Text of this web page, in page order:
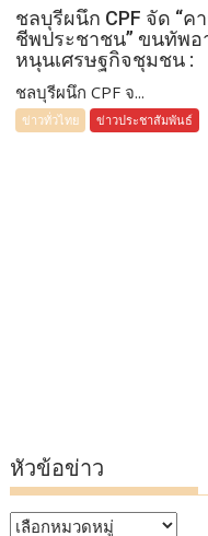
ชลบุรีผนึก CPF จัด “
ชีพประชาชน” ขนทัพอ
หนุนเศรษฐกิจชุมชน :
ชลบุรีผนึก CPF จ...
ข่าวทั่วไทย ข่าวประชาสัมพันธ์
หัวข้อข่าว
หัวข้อ